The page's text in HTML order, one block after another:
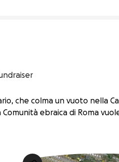
che colma un vuoto nella
Comunità ebraica di Roma